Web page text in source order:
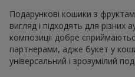
Подарункові кошики з
вигляд і підходять для різних
композиції добре
партнерами, адже букет у
універсальний і зрозумілий